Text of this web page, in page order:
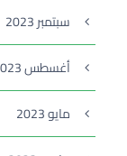
سبتمبر 2023
أغسطس 2023
مايو 2023